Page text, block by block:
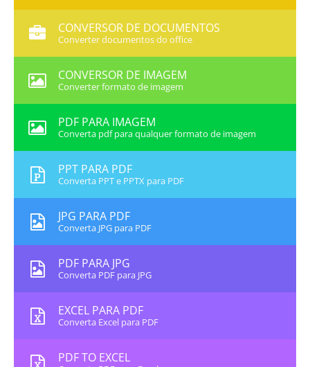
CONVERSOR DE DOCUMENTOS
Converter documentos do office
CONVERSOR DE IMAGEM
Converter formato de imagem
PDF PARA IMAGEM
Converta pdf para qualquer formato de imagem
PPT PARA PDF
Converta PPT e PPTX para PDF
JPG PARA PDF
Converta JPG para PDF
PDF PARA JPG
Converta PDF para JPG
EXCEL PARA PDF
Converta Excel para PDF
PDF TO EXCEL